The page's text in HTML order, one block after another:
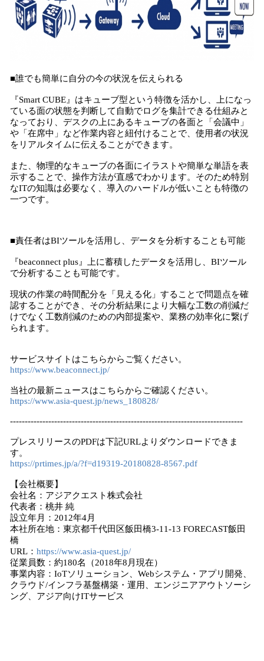
■誰でも簡単に自分の今の状況を伝えられる
『Smart CUBE』はキューブ型という特徴を活かし、上になっ
ている面の状態を判断して自動でログを集計できる仕組みと
なっており、デスクの上にあるキューブの各面と「会議中」
や「在席中」など作業内容と紐付けることで、使用者の状況
をリアルタイムに伝えることができます。
また、物理的なキューブの各面にイラストや簡単な単語を表
示することで、操作方法が直感でわかります。そのため特別
なITの知識は必要なく、導入のハードルが低いことも特徴の
一つです。
■責任者はBIツールを活用し、データを分析することも可能
『beaconnect plus』上に蓄積したデータを活用し、BIツール
で分析することも可能です。
現状の作業の時間配分を「見える化」することで問題点を確
認することができ、その分析結果により大幅な工数の削減だ
けでなく工数削減のための内部提案や、業務の効率化に繋げ
られます。
サービスサイトはこちらからご覧ください。
https://www.beaconnect.jp/
当社の最新ニュースはこちらからご確認ください。
https://www.asia-quest.jp/news_180828/
-------------------------------------------------------------------------------
プレスリリースのPDFは下記URLよりダウンロードできま
す。
https://prtimes.jp/a/?f=d19319-20180828-8567.pdf
【会社概要】
会社名：アジアクエスト株式会社
代表者：桃井 純
設立年月：2012年4月
本社所在地：東京都千代田区飯田橋3-11-13 FORECAST飯田
橋
URL： https://www.asia-quest.jp/
従業員数：約180名（2018年8月現在）
事業内容：IoTソリューション、Webシステム・アプリ開発、
クラウド/インフラ基盤構築・運用、エンジニアアウトソーシ
ング、アジア向けITサービス